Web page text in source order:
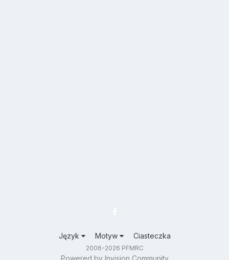
Język Motyw Ciasteczka
2006-2026 PFMRC
Powered by Invision Community